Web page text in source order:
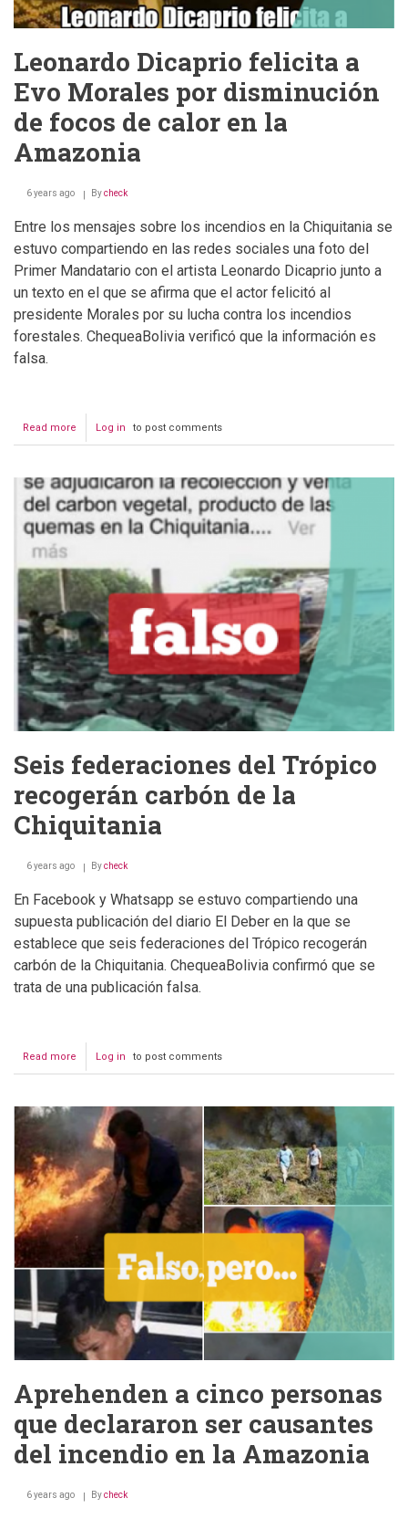
Leonardo Dicaprio felicita a
Evo Morales por disminución
de focos de calor en la
Amazonia
6 years ago Bycheck
Entre los mensajes sobre los incendios en la Chiquitania se
estuvo compartiendo en las redes sociales una foto del
Primer Mandatario con el artista Leonardo Dicaprio junto a
un texto en el que se afirma que el actor felicitó al
presidente Morales por su lucha contra los incendios
forestales. ChequeaBolivia verificó que la información es
falsa.
Read more about
Leonardo
a
Evo
Morales
por
de
focos
de
calor
en
la
Amazonia
Log in to post comments
Seis federaciones del Trópico
recogerán carbón de la
Chiquitania
6 years ago Bycheck
En Facebook y Whatsapp se estuvo compartiendo una
supuesta publicación del diario El Deber en la que se
establece que seis federaciones del Trópico recogerán
carbón de la Chiquitania. ChequeaBolivia confirmó que se
trata de una publicación falsa.
Read more about
Seis
Trópico
recogerán
carbón
la
Chiquitania
Log in to post comments
Aprehenden a cinco personas
que declararon ser causantes
del incendio en la Amazonia
6 years ago Bycheck